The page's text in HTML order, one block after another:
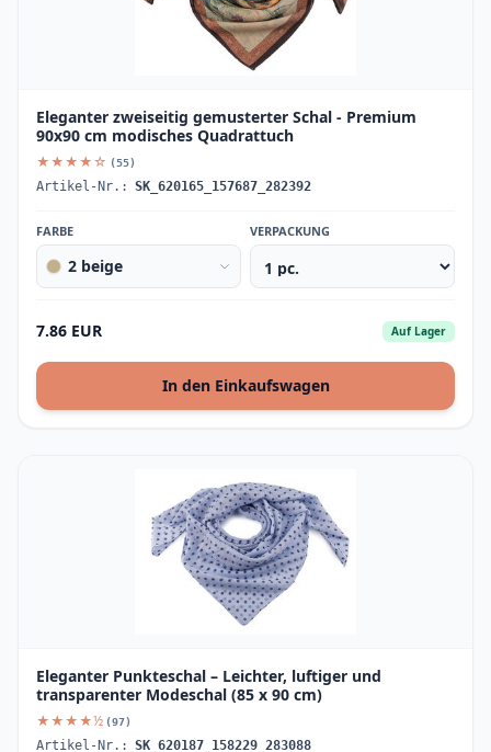
Eleganter zweiseitig gemusterter Schal - Premium
90x90 cm modisches Quadrattuch
★★★★☆ (55)
Artikel-Nr.: SK_620165_157687_282392
FARBE
2 beige
VERPACKUNG
7.86 EUR Auf Lager
In den Einkaufswagen
Eleganter Punkteschal – Leichter, luftiger und
transparenter Modeschal (85 x 90 cm)
★★★★½ (97)
Artikel-Nr.: SK_620187_158229_283088